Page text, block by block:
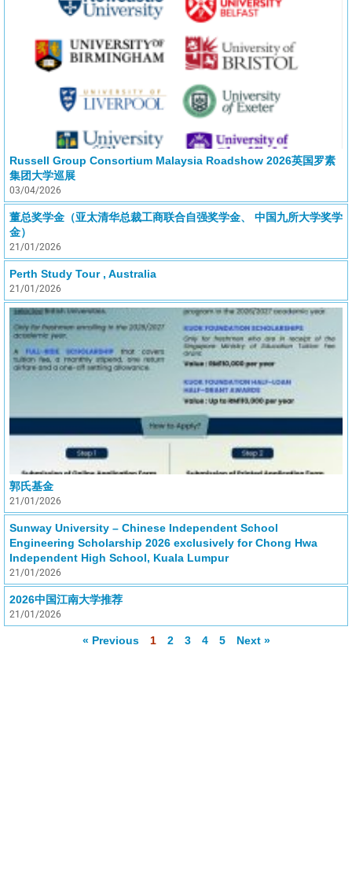
Russell Group Consortium Malaysia Roadshow 2026英国罗素
集团大学巡展
03/04/2026
董总奖学金（亚太清华总裁工商联合自强奖学金、 中国九所大学奖学
金）
21/01/2026
Perth Study Tour , Australia
21/01/2026
郭氏基金
21/01/2026
Sunway University – Chinese Independent School
Engineering Scholarship 2026 exclusively for Chong Hwa
Independent High School, Kuala Lumpur
21/01/2026
2026中国江南大学推荐
21/01/2026
« Previous 1 2 3 4 5 Next »